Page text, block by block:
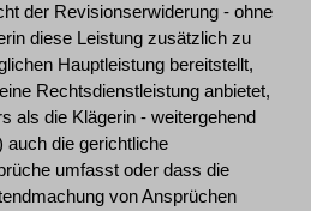
der Revisionserwiderung - ohne
diese Leistung zusätzlich zu
Hauptleistung bereitstellt,
Rechtsdienstleistung anbietet,
als die Klägerin - weitergehend
auch die gerichtliche
umfasst oder dass die
von Ansprüchen